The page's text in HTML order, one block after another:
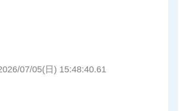
07/05(日) 15:48:40.61